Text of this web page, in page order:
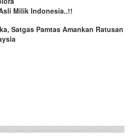
Milik Indonesia..!!
Satgas Pamtas Amankan Ratusan